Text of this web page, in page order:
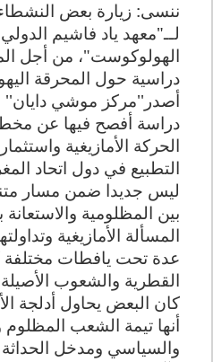
لــ"معهد ياد فاشيم
الهولوكوست"، من أجل
أصدر''مركز موشي دايان''
دراسة أفصح فيها عن
الحركة الأمازيغية
التطبيع في دول اتحاد
ليس جديدا ضمن مسار
بين المظلومية
المسألة الأمازيغية
عدة تحت يافطات مختلفة
القطرية والشعوب الأصيلة
كان البعض يحاول أدلجة
أنها تيمة الشعب المظلوم
والسياسي ومدخل الحداثة